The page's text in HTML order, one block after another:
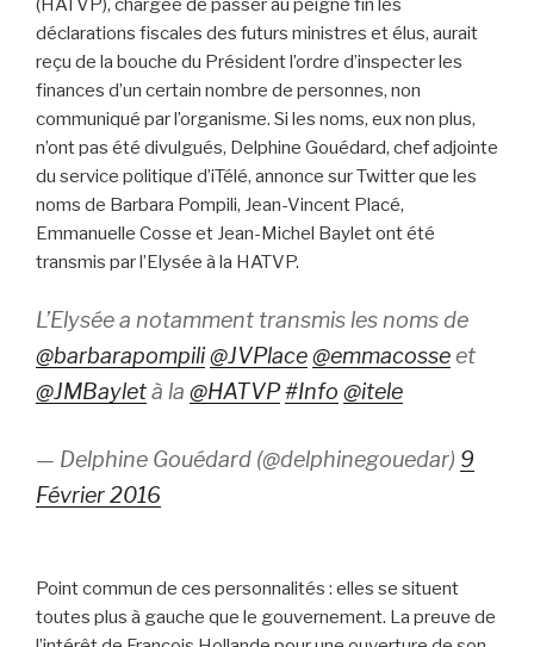
(HATVP), chargée de passer au peigne fin les
déclarations fiscales des futurs ministres et élus, aurait
reçu de la bouche du Président l’ordre d’inspecter les
finances d’un certain nombre de personnes, non
communiqué par l’organisme. Si les noms, eux non plus,
n’ont pas été divulgués, Delphine Gouédard, chef adjointe
du service politique d’iTélé, annonce sur Twitter que les
noms de Barbara Pompili, Jean-Vincent Placé,
Emmanuelle Cosse et Jean-Michel Baylet ont été
transmis par l’Elysée à la HATVP.
L’Elysée a notamment transmis les noms de
@barbarapompili@JVPlace@emmacosseet
@JMBayletà la @HATVP#Info @itele
— Delphine Gouédard (@delphinegouedar) 9
Février 2016
Point commun de ces personnalités : elles se situent
toutes plus à gauche que le gouvernement. La preuve de